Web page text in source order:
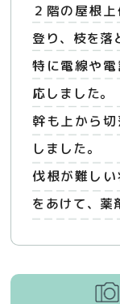
２階の屋根
登り、枝を落
特に電線や
応しました。
幹も上から
しました。
伐根が難し
をあけて、薬